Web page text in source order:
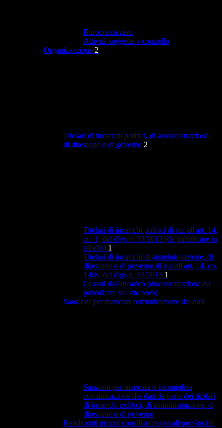
Burocrazia zero
Attività soggette a controllo
Organizzazione 2
Titolari di incarichi politici, di amministrazione,
di direzione o di governo 2
Titolari di incarichi politici di cui all'art. 14,
co. 1, del dlgs n. 33/2013 (da pubblicare in
tabelle) 1
Titolari di incarichi di amministrazione, di
direzione o di governo di cui all'art. 14, co.
1-bis, del dlgs n. 33/2013 1
Cessati dall'incarico (documentazione da
pubblicare sul sito web)
Sanzioni per mancata comunicazione dei dati
Sanzioni per mancata o incompleta
comunicazione dei dati da parte dei titolari
di incarichi politici, di amministrazione, di
direzione o di governo
Rendiconti gruppi consiliari regionali/provinciali